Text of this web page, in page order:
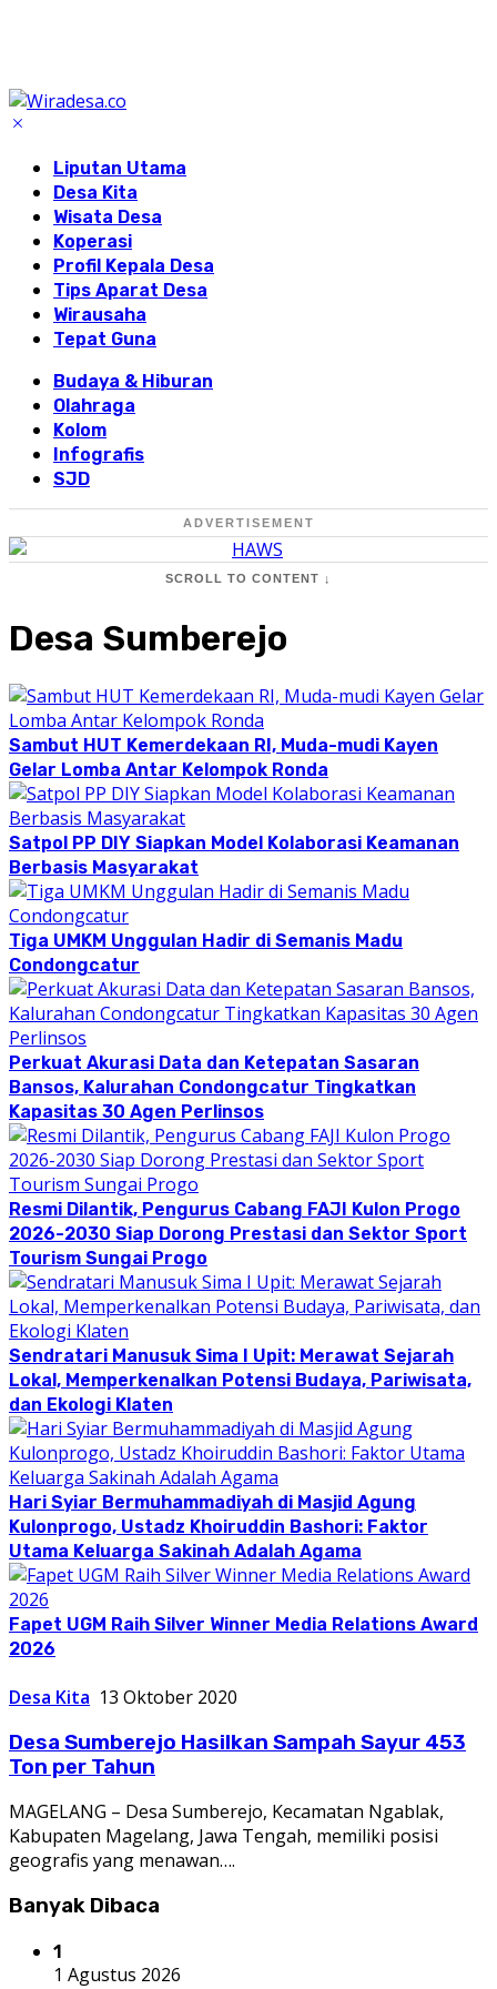
Liputan Utama
Desa Kita
Wisata Desa
Koperasi
Profil Kepala Desa
Tips Aparat Desa
Wirausaha
Tepat Guna
Budaya & Hiburan
Olahraga
Kolom
Infografis
SJD
ADVERTISEMENT
SCROLL TO CONTENT ↓
Desa Sumberejo
Sambut HUT Kemerdekaan RI, Muda-mudi Kayen
Gelar Lomba Antar Kelompok Ronda
Satpol PP DIY Siapkan Model Kolaborasi Keamanan
Berbasis Masyarakat
Tiga UMKM Unggulan Hadir di Semanis Madu
Condongcatur
Perkuat Akurasi Data dan Ketepatan Sasaran
Bansos, Kalurahan Condongcatur Tingkatkan
Kapasitas 30 Agen Perlinsos
Resmi Dilantik, Pengurus Cabang FAJI Kulon Progo
2026-2030 Siap Dorong Prestasi dan Sektor Sport
Tourism Sungai Progo
Sendratari Manusuk Sima I Upit: Merawat Sejarah
Lokal, Memperkenalkan Potensi Budaya, Pariwisata,
dan Ekologi Klaten
Hari Syiar Bermuhammadiyah di Masjid Agung
Kulonprogo, Ustadz Khoiruddin Bashori: Faktor
Utama Keluarga Sakinah Adalah Agama
Fapet UGM Raih Silver Winner Media Relations Award
2026
Desa Kita 13 Oktober 2020
Desa Sumberejo Hasilkan Sampah Sayur 453
Ton per Tahun
MAGELANG – Desa Sumberejo, Kecamatan Ngablak,
Kabupaten Magelang, Jawa Tengah, memiliki posisi
geografis yang menawan….
Banyak Dibaca
1
1 Agustus 2026